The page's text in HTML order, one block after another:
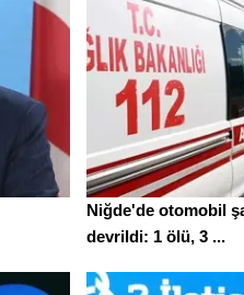
Niğde'de otomobil
devrildi: 1 ölü, 3 ...